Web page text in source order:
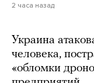
2 часа назад
Украина
человека,
«обломки